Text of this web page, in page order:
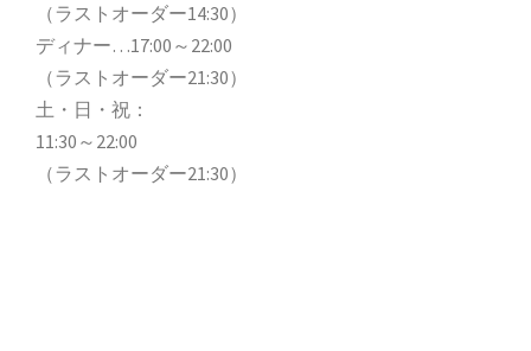
（ラストオーダー14:30）
ディナー…17:00～22:00
（ラストオーダー21:30）
土・日・祝：
11:30～22:00
（ラストオーダー21:30）